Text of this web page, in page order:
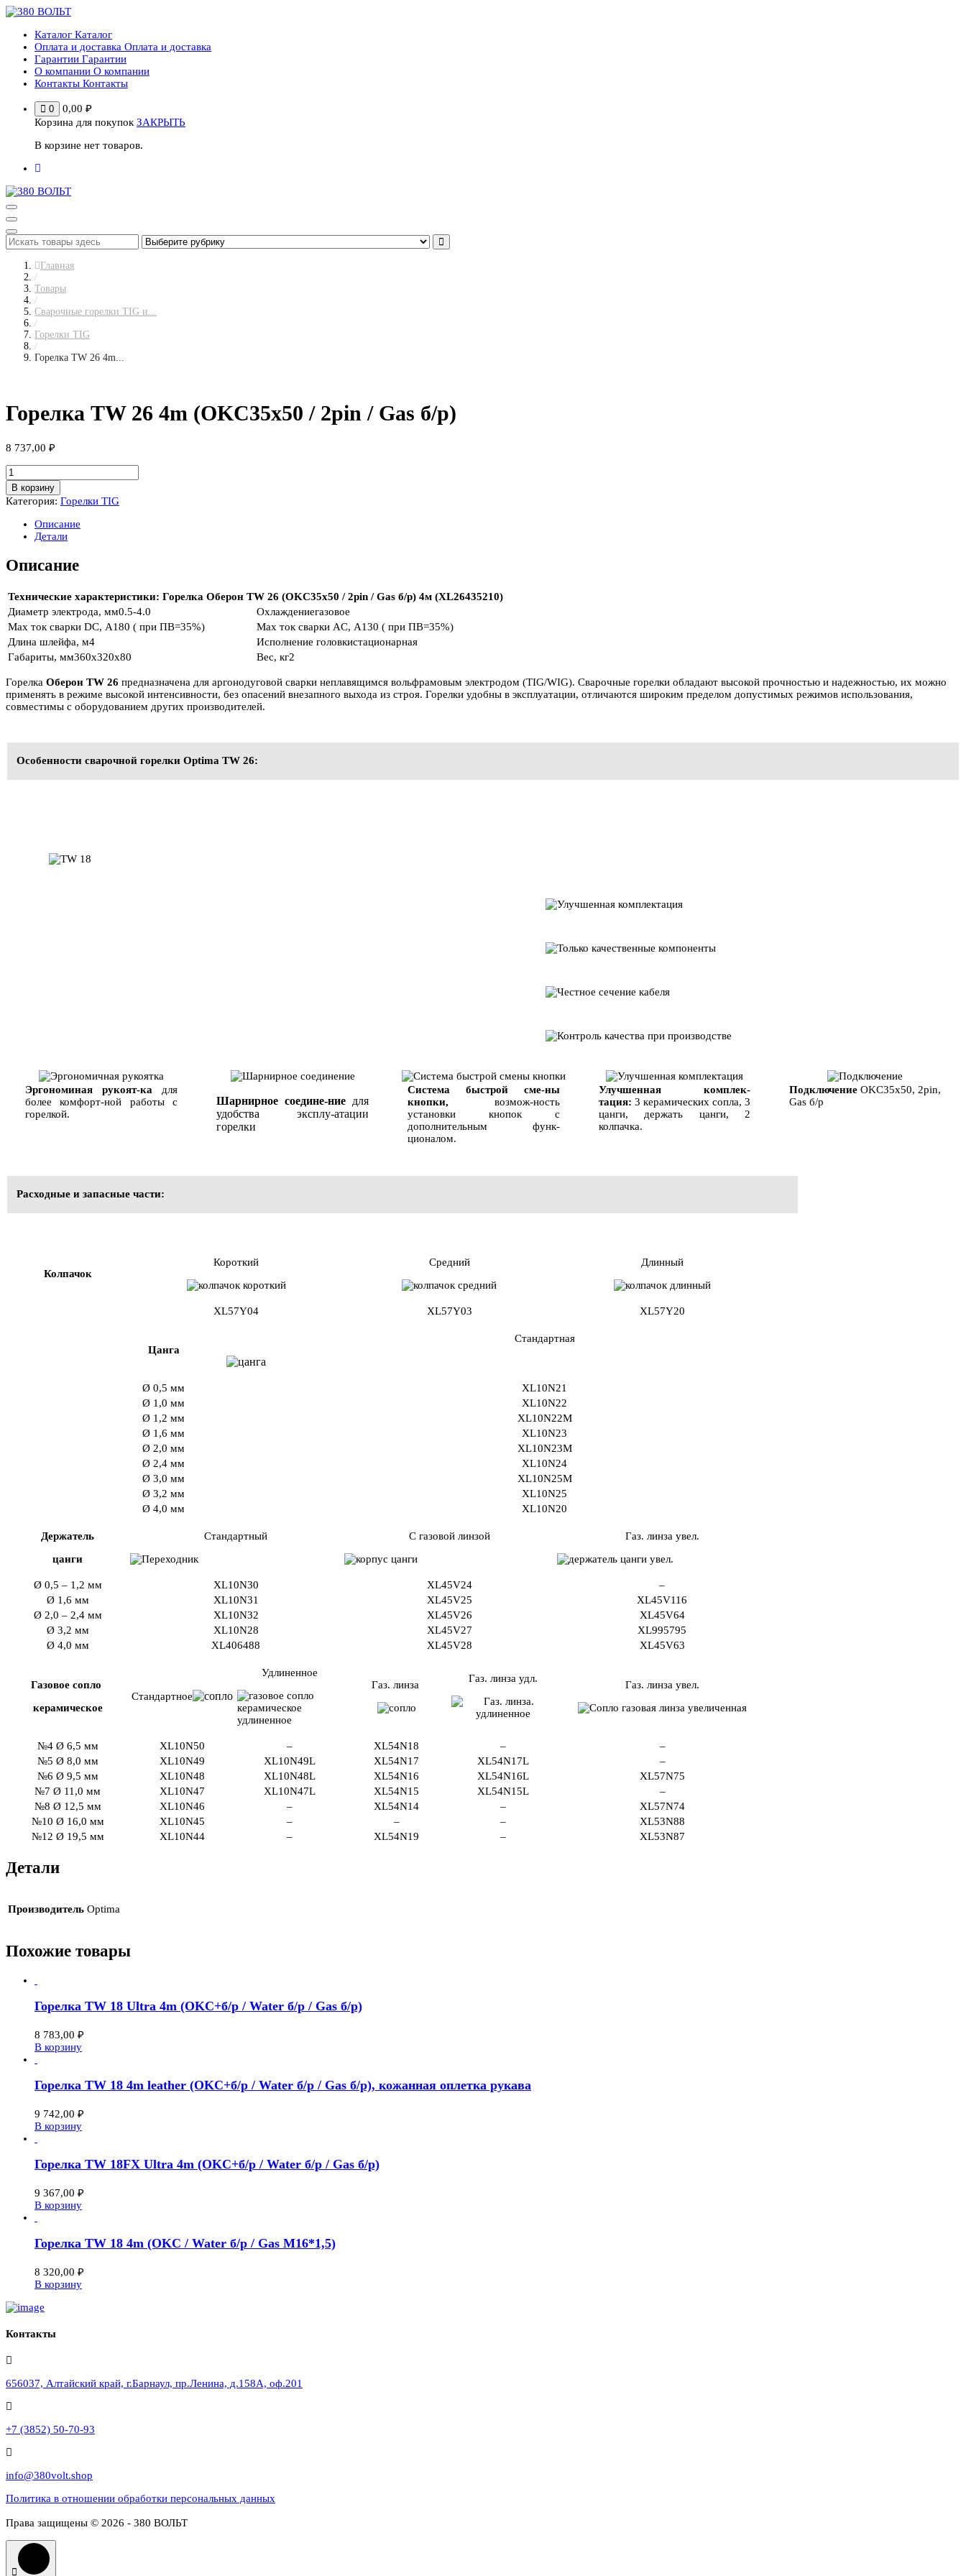
Перейти
содержимому
Каталог Каталог
Оплата и доставка Оплата и доставка
Гарантии Гарантии
О компании О компании
Контакты Контакты
0 0,00 ₽
Корзина для покупок ЗАКРЫТЬ
В корзине нет товаров.
Главная
/
Товары
/
Сварочные горелки TIG и...
/
Горелки TIG
/
Горелка TW 26 4m...
Горелка TW 26 4m (OKC35x50 / 2pin / Gas б/р)
8 737,00 ₽
Количество
товара
Горелка
TW
(OKC35x50
2pin
Gas
р)
В корзину
Категория: Горелки TIG
Описание
Детали
Описание
Технические характеристики: Горелка Оберон TW 26 (OKC35x50 / 2pin / Gas б/р) 4м (XL26435210)
Диаметр электрода, мм0.5-4.0 Охлаждениегазовое
Max ток сварки DC, А180 ( при ПВ=35%) Max ток сварки AC, А130 ( при ПВ=35%)
Длина шлейфа, м4 Исполнение головкистационарная
Габариты, мм360x320x80 Вес, кг2
Горелка Оберон TW 26 предназначена для аргонодуговой сварки неплавящимся вольфрамовым электродом (TIG/WIG). Сварочные горелки обладают высокой прочностью и надежностью, их можно
применять в режиме высокой интенсивности, без опасений внезапного выхода из строя. Горелки удобны в эксплуатации, отличаются широким пределом допустимых режимов использования,
совместимы с оборудованием других производителей.
Особенности сварочной горелки Optima TW 26:
Эргономиная рукоят-ка для
более комфорт-ной работы с
горелкой.
Шарнирное соедине-ние для
удобства эксплу-атации
горелки
Система быстрой сме-ны
кнопки, возмож-ность
установки кнопок с
дополнительным функ-
ционалом.
Улучшенная комплек-
тация: 3 керамических сопла, 3
цанги, держать цанги, 2
колпачка.
Подключение OKC35x50, 2pin,
Gas б/р
Расходные и запасные части:
Колпачок
Короткий Средний Длинный
XL57Y04 XL57Y03 XL57Y20
Цанга
Стандартная
Ø 0,5 мм
XL10N21
Ø 1,0 мм
XL10N22
Ø 1,2 мм
XL10N22M
Ø 1,6 мм
XL10N23
Ø 2,0 мм
XL10N23M
Ø 2,4 мм
XL10N24
Ø 3,0 мм
XL10N25M
Ø 3,2 мм
XL10N25
Ø 4,0 мм
XL10N20
Держатель
цанги
Стандартный С газовой линзой Газ. линза увел.
Ø 0,5 – 1,2 мм XL10N30 XL45V24
–
Ø 1,6 мм
XL10N31 XL45V25
XL45V116
Ø 2,0 – 2,4 мм
XL10N32 XL45V26
XL45V64
Ø 3,2 мм
XL10N28 XL45V27
XL995795
Ø 4,0 мм
XL406488 XL45V28 XL45V63
Газовое сопло
керамическое
Стандартное
Удлиненное
Газ. линза
Газ. линза удл.
Газ. линза увел.
№4 Ø 6,5 мм XL10N50 – XL54N18 –
–
№5 Ø 8,0 мм
XL10N49 XL10N49L XL54N17 XL54N17L
–
№6 Ø 9,5 мм
XL10N48 XL10N48L XL54N16 XL54N16L
XL57N75
№7 Ø 11,0 мм
XL10N47 XL10N47L XL54N15 XL54N15L
–
№8 Ø 12,5 мм
XL10N46 – XL54N14 –
XL57N74
№10 Ø 16,0 мм
XL10N45 – – –
XL53N88
№12 Ø 19,5 мм
XL10N44 – XL54N19 – XL53N87
Детали
Производитель Optima
Похожие товары
Горелка TW 18 Ultra 4m (OKC+б/р / Water б/р / Gas б/р)
8 783,00 ₽
В корзину
Горелка TW 18 4m leather (OKC+б/р / Water б/р / Gas б/р), кожанная оплетка рукава
9 742,00 ₽
В корзину
Горелка TW 18FX Ultra 4m (OKC+б/р / Water б/р / Gas б/р)
9 367,00 ₽
В корзину
Горелка TW 18 4m (OKC / Water б/р / Gas M16*1,5)
8 320,00 ₽
В корзину
Контакты
656037, Алтайский край, г.Барнаул, пр.Ленина, д.158А, оф.201
+7 (3852) 50-70-93
info@380volt.shop
Политика в отношении обработки персональных данных
Права защищены © 2026 - 380 ВОЛЬТ